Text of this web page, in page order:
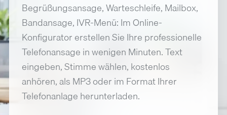
Begrüßungsansage, Warteschleife, Mailbox,
Bandansage, IVR-Menü: Im Online-
Konfigurator erstellen Sie Ihre professionelle
Telefonansage in wenigen Minuten. Text
eingeben, Stimme wählen, kostenlos
anhören, als MP3 oder im Format Ihrer
Telefonanlage herunterladen.